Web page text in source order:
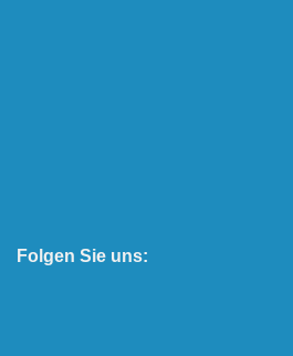
Folgen Sie uns: